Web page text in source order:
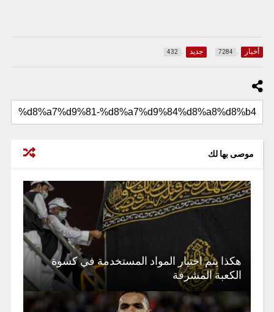
أخبار 7284 جديد 432
موصى بها لك
هكذا يتم اختيار المواد المستخدمة في كسوة
الكعبة المشرفة